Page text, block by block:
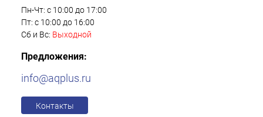
Пн-Чт: с 10:00 до 17:00
Пт: с 10:00 до 16:00
Сб и Вс: Выходной
Предложения:
info@aqplus.ru
Контакты